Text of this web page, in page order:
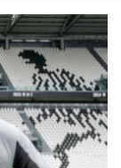
dybala-